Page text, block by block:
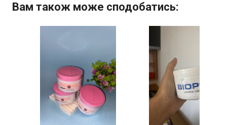
Вам також може сподобатись: